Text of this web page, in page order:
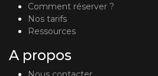
Comment réserver ?
Nos tarifs
Ressources
A propos